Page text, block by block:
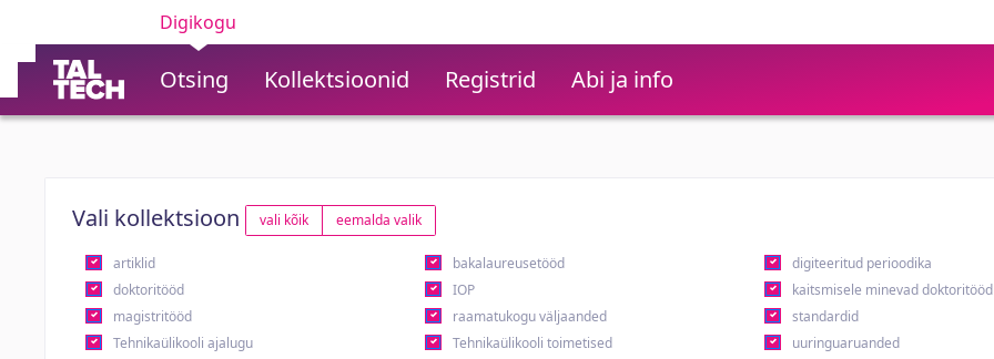
Digikogu
Otsing Kollektsioonid Registrid Abi ja info
Vali kollektsioon vali kõik eemalda valik
artiklid bakalaureusetööd digiteeritud perioodika
doktoritööd
IOP kaitsmisele minevad doktoritööd
magistritööd
raamatukogu väljaanded standardid
Tehnikaülikooli ajalugu
Tehnikaülikooli toimetised uuringuaruanded